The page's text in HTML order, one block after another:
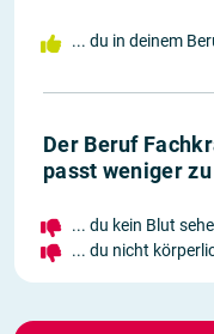
... du in deinem
Der Beruf
passt weniger
... du kein Blut
... du nicht